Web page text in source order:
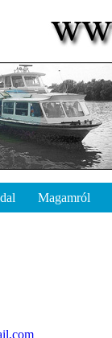
Magamról